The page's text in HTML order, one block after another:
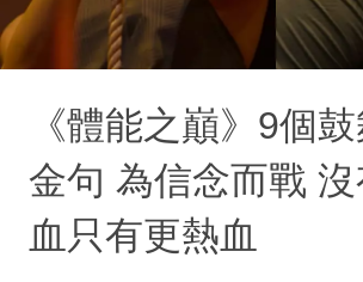
《體能之巔》9個
金句 為信念而戰
血只有更熱血